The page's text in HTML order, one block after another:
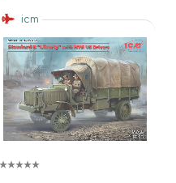
icm